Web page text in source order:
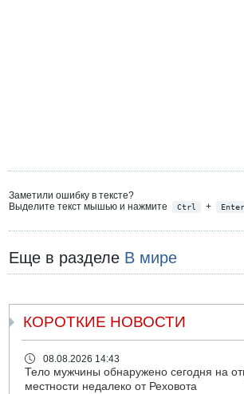
Заметили ошибку в тексте?
Выделите текст мышью и нажмите
Ctrl + Enter
Еще в разделе В мире
КОРОТКИЕ НОВОСТИ
08.08.2026 14:43
Тело мужчины обнаружено сегодня на
местности недалеко от Реховота